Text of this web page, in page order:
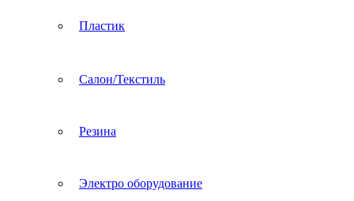
Пластик
Салон/Текстиль
Резина
Электро оборудование